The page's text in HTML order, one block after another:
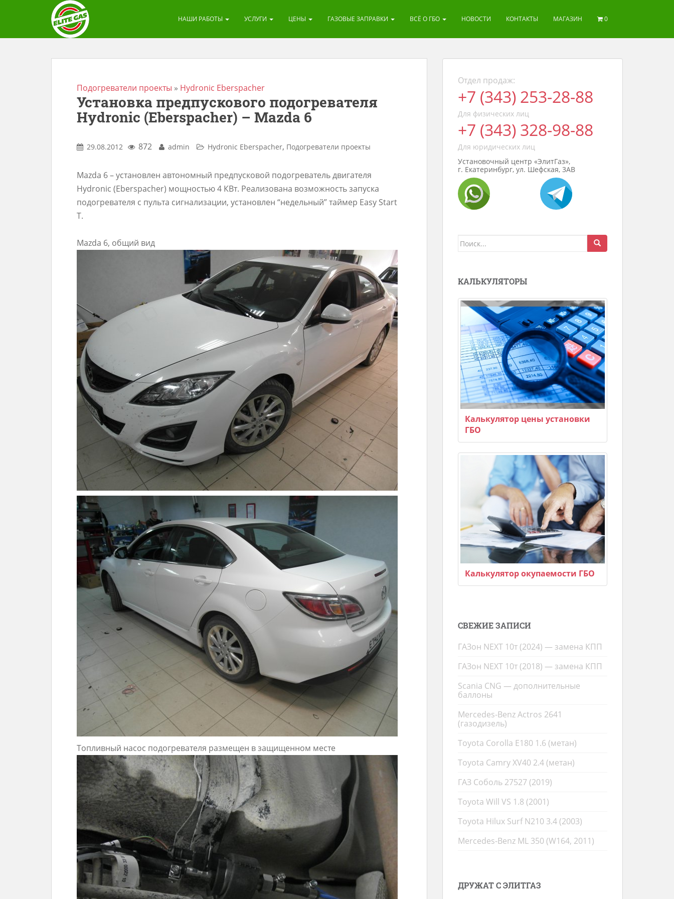
НАШИ РАБОТЫ УСЛУГИ ЦЕНЫ ГАЗОВЫЕ ЗАПРАВКИ ВСЁ О ГБО НОВОСТИ КОНТАКТЫ МАГАЗИН 0
Подогреватели проекты » Hydronic Eberspacher
Установка предпускового подогревателя
Hydronic (Eberspacher) – Mazda 6
29.08.2012 872 admin Hydronic Eberspacher, Подогреватели проекты
Mazda 6 – установлен автономный предпусковой подогреватель двигателя
Hydronic (Eberspacher) мощностью 4 КВт. Реализована возможность запуска
подогревателя с пульта сигнализации, установлен “недельный” таймер Easy Start
T.
Mazda 6, общий вид
Топливный насос подогревателя размещен в защищенном месте
Отдел продаж:
+7 (343) 253-28-88
Для физических лиц
+7 (343) 328-98-88
Для юридических лиц
Установочный центр «ЭлитГаз»,
г. Екатеринбург, ул. Шефская, 3АВ
Поиск
КАЛЬКУЛЯТОРЫ
Калькулятор цены установки
ГБО
Калькулятор окупаемости ГБО
СВЕЖИЕ ЗАПИСИ
ГАЗон NEXT 10т (2024) — замена КПП
ГАЗон NEXT 10т (2018) — замена КПП
Scania CNG — дополнительные
баллоны
Mercedes-Benz Actros 2641
(газодизель)
Toyota Corolla E180 1.6 (метан)
Toyota Camry XV40 2.4 (метан)
ГАЗ Соболь 27527 (2019)
Toyota Will VS 1.8 (2001)
Toyota Hilux Surf N210 3.4 (2003)
Mercedes-Benz ML 350 (W164, 2011)
ДРУЖАТ С ЭЛИТГАЗ